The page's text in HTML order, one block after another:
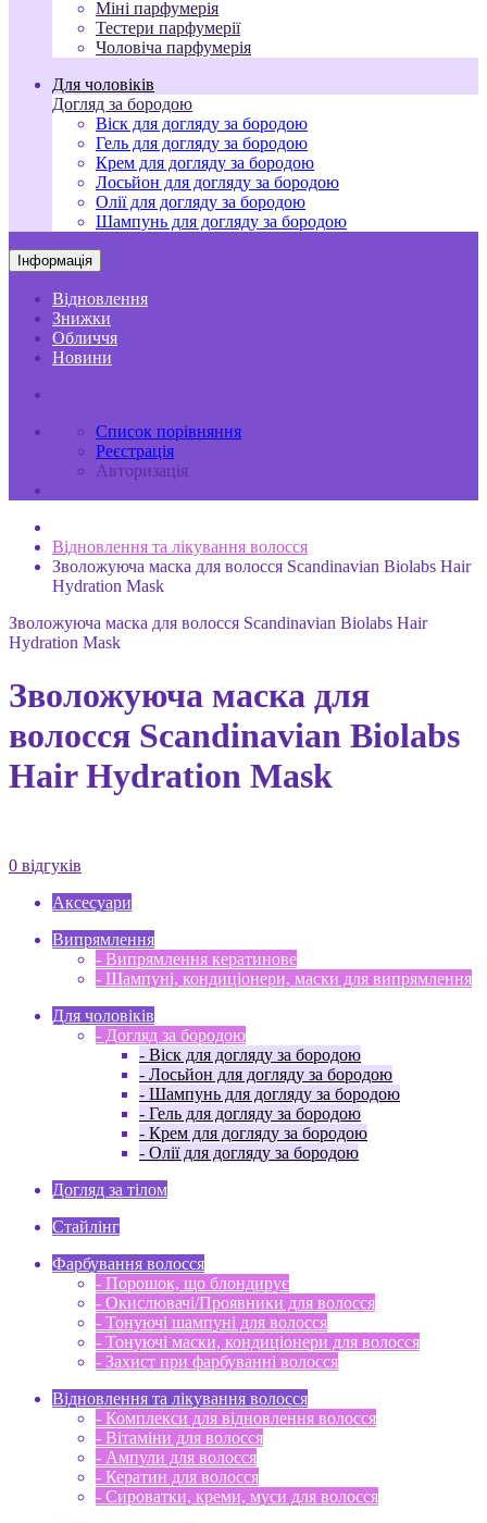
Міні парфумерія
Тестери парфумерії
Чоловіча парфумерія
Для чоловіків
Догляд за бородою
Віск для догляду за бородою
Гель для догляду за бородою
Крем для догляду за бородою
Лосьйон для догляду за бородою
Олії для догляду за бородою
Шампунь для догляду за бородою
Інформація
Відновлення
Знижки
Обличчя
Новини
Список порівняння
Реєстрація
Авторизація
Відновлення та лікування волосся
Зволожуюча маска для волосся Scandinavian Biolabs Hair
Hydration Mask
Зволожуюча маска для волосся Scandinavian Biolabs Hair
Hydration Mask
Зволожуюча маска для
волосся Scandinavian Biolabs
Hair Hydration Mask
0 відгуків
Аксесуари
Випрямлення
- Випрямлення кератинове
- Шампуні, кондиціонери, маски для випрямлення
Для чоловіків
- Догляд за бородою
- Віск для догляду за бородою
- Лосьйон для догляду за бородою
- Шампунь для догляду за бородою
- Гель для догляду за бородою
- Крем для догляду за бородою
- Олії для догляду за бородою
Догляд за тілом
Стайлінг
Фарбування волосся
- Порошок, що блондирує
- Окислювачі/Проявники для волосся
- Тонуючі шампуні для волосся
- Тонуючі маски, кондиціонери для волосся
- Захист при фарбуванні волосся
Відновлення та лікування волосся
- Комплекси для відновлення волосся
- Вітаміни для волосся
- Ампули для волосся
- Кератин для волосся
- Сироватки, креми, муси для волосся